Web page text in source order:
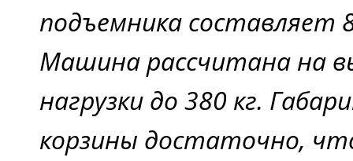
подъемника составляет
Машина рассчитана на
нагрузки до 380 кг.
корзины достаточно,